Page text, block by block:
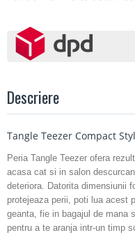
Descriere
Tangle Teezer Compact
Peria Tangle Teezer ofera
acasa cat si in salon
deteriora. Datorita dimensiunii
protejeaza perii, poti lua acest
geanta, fie in bagajul de mana
pentru a te aranja intr-un timp